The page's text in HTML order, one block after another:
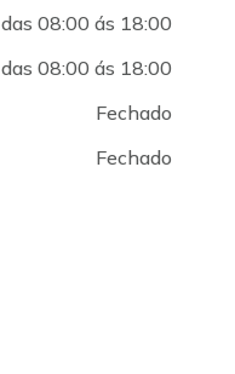
das 08:00 ás 18:00
das 08:00 ás 18:00
Fechado
Fechado